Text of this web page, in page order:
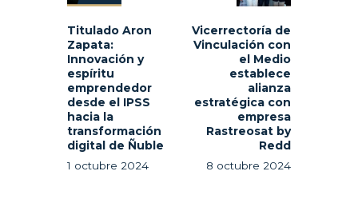
Titulado Aron
Zapata:
Innovación y
espíritu
emprendedor
desde el IPSS
hacia la
transformación
digital de Ñuble
1 octubre 2024
Vicerrectoría de
Vinculación con
el Medio
establece
alianza
estratégica con
empresa
Rastreosat by
Redd
8 octubre 2024